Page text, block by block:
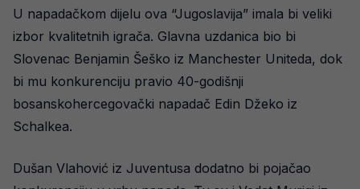
U napadačkom dijelu ova “Jugoslavija” imala bi veliki
izbor kvalitetnih igrača. Glavna uzdanica bio bi
Slovenac Benjamin Šeško iz Manchester Uniteda, dok
bi mu konkurenciju pravio 40-godišnji
bosanskohercegovački napadač Edin Džeko iz
Schalkea.
Dušan Vlahović iz Juventusa dodatno bi pojačao